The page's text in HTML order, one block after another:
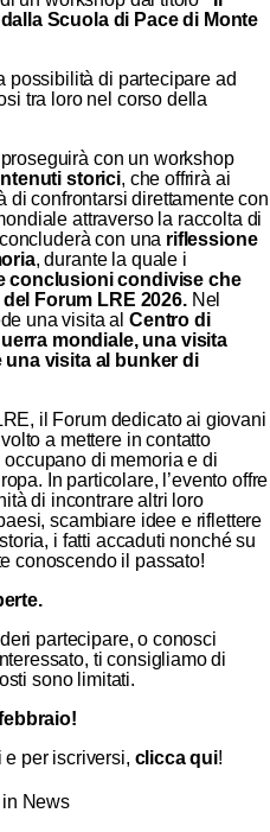
Scuola di Pace di Monte
possibilità di partecipare ad
tra loro nel corso della
con un workshop
storici, che offrirà ai
di confrontarsi direttamente con
attraverso la raccolta di
con una riflessione
, durante la quale i
conclusioni condivise che
Forum LRE 2026.Nel
una visita al Centro di
mondiale, una visita
una visita al bunker di
il Forum dedicato ai giovani
a mettere in contatto
di memoria e di
In particolare, l’evento offre
di incontrare altri loro
scambiare idee e riflettere
i fatti accaduti nonché su
conoscendo il passato!
partecipare, o conosci
ti consigliamo di
sono limitati.
per iscriversi, clicca qui!
News